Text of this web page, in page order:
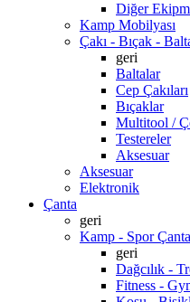
Diğer
Kamp Mobilyası
Çakı - Bıçak -
geri
Baltalar
Cep Çakıları
Bıçaklar
Multitool /
Testereler
Aksesuar
Aksesuar
Elektronik
Çanta
geri
Kamp - Spor
geri
Dağcılık -
Fitness -